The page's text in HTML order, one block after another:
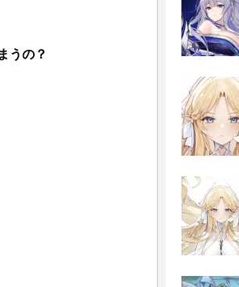
うの？